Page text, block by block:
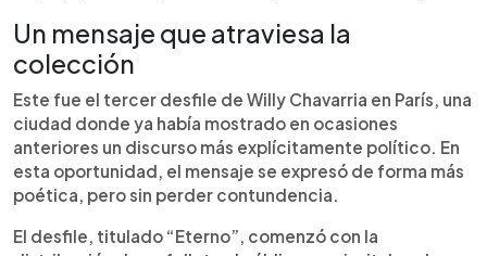
Un mensaje que atraviesa la
colección
Este fue el tercer desfile de Willy Chavarria en París, una
ciudad donde ya había mostrado en ocasiones
anteriores un discurso más explícitamente político. En
esta oportunidad, el mensaje se expresó de forma más
poética, pero sin perder contundencia.
El desfile, titulado “Eterno”, comenzó con la